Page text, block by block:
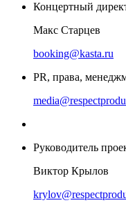
Концертный
Макс Старцев
booking@kasta.ru
PR, права,
Руководитель
Виктор Крылов